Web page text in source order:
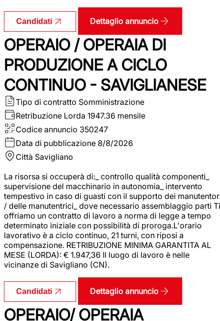
Candidati Dettaglio annuncio
OPERAIO / OPERAIA DI
PRODUZIONE A CICLO
CONTINUO - SAVIGLIANESE
Tipo di contratto Somministrazione
Retribuzione Lorda 1947.36 mensile
Codice annuncio 350247
Data di pubblicazione 8/8/2026
Città Savigliano
La risorsa si occuperà di:_ controllo qualità componenti_
supervisione del macchinario in autonomia_ intervento
tempestivo in caso di guasti con il supporto dei
/ delle manutentrici_ dove necessario assemblaggio parti Ti
offriamo un contratto di lavoro a norma di legge a tempo
determinato iniziale con possibilità di proroga.L'orario
lavorativo è a ciclo continuo, 21 turni, con riposi a
compensazione. RETRIBUZIONE MINIMA GARANTITA AL
MESE (LORDA): € 1.947,36 Il luogo di lavoro è nelle
vicinanze di Savigliano (CN).
Candidati Dettaglio annuncio
OPERAIO/ OPERAIA